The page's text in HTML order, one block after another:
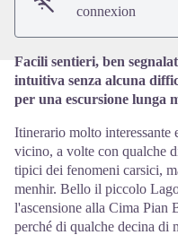
connexion
Facili sentieri, ben
intuitiva senza alcuna
per una escursione lunga
Itinerario molto interessante
vicino, a volte con qualche
tipici dei fenomeni carsici,
menhir. Bello il piccolo
l'ascensione alla Cima Pian
perché di qualche decina di